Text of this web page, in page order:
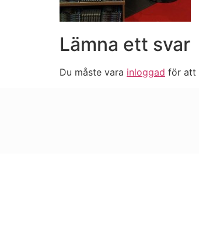
Lämna ett svar
Du måste vara inloggad för att